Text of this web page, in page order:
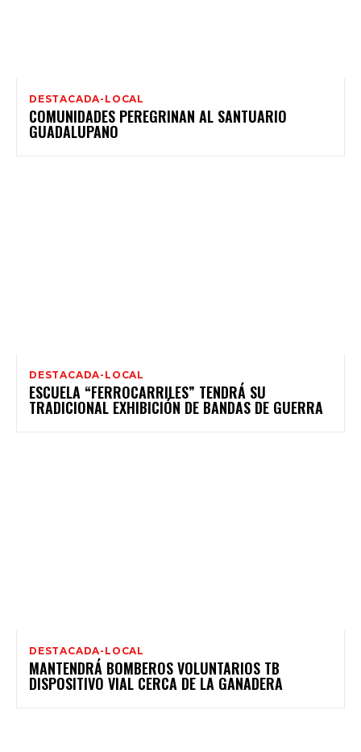
DESTACADA-LOCAL
COMUNIDADES PEREGRINAN AL SANTUARIO
GUADALUPANO
DESTACADA-LOCAL
ESCUELA “FERROCARRILES” TENDRÁ SU
TRADICIONAL EXHIBICIÓN DE BANDAS DE GUERRA
DESTACADA-LOCAL
MANTENDRÁ BOMBEROS VOLUNTARIOS TB
DISPOSITIVO VIAL CERCA DE LA GANADERA